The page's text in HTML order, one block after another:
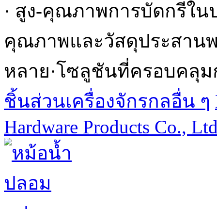
· สูง-คุณภาพการบัดกรีใน
คุณภาพและวัสดุประสาน
หลาย·โซลูชันที่ครอบคลุ
ชิ้นส่วนเครื่องจักรกลอื่น ๆ
Hardware Products Co.,